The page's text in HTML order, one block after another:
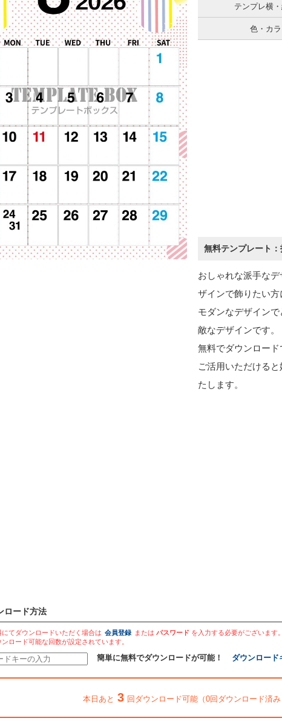
テンプレ横
色・カ
無料テンプレート
おしゃれな派手な
ザインで飾りたい方
モダンなデザイン
敵なデザインです。
無料でダウンロー
ご活用いただける
たします。
ロード方法
てダウンロードいただく場合は 会員登録 または パスワード を入力する必要がございます。
ロード可能な回数が設定されています。
簡単に無料でダウンロードが可能！ ダウンロード
本日あと 3 回ダウンロード可能（0回ダウンロード済み